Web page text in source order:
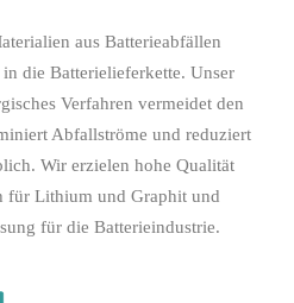
aus Batterieabfällen
die Batterielieferkette. Unser
Verfahren vermeidet den
Abfallströme und reduziert
Wir erzielen hohe Qualität
für Lithium und Graphit und
für die Batterieindustrie.